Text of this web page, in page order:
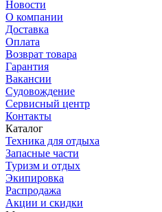
Новости
О компании
Доставка
Оплата
Возврат товара
Гарантия
Вакансии
Судовождение
Сервисный центр
Контакты
Каталог
Техника для отдыха
Запасные части
Туризм и отдых
Экипировка
Распродажа
Акции и скидки